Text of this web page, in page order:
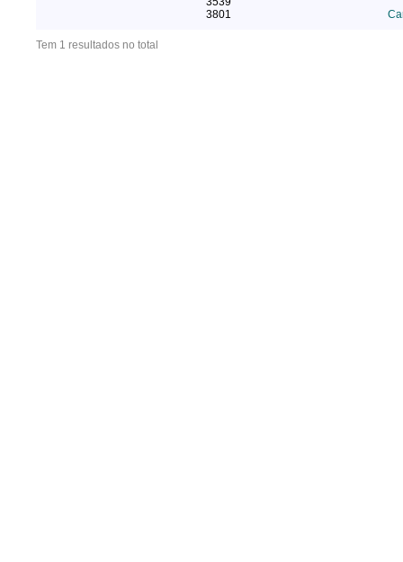
3801
Tem 1 resultados no total